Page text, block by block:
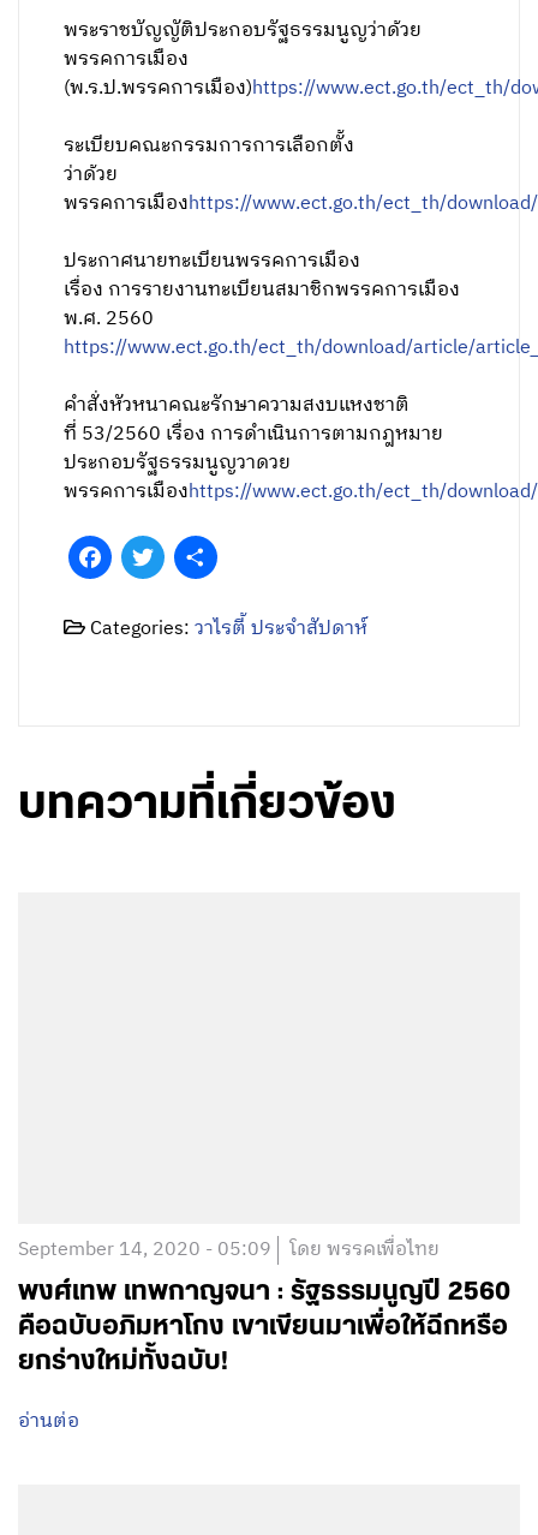
พระราชบัญญัติประกอบรัฐธรรมนูญว่าด้วย
พรรคการเมือง
(พ.ร.ป.พรรคการเมือง)https://www.ect.go.th/ect_th/
ระเบียบคณะกรรมการการเลือกตั้ง
ว่าด้วย
พรรคการเมืองhttps://www.ect.go.th/ect_th/
ประกาศนายทะเบียนพรรคการเมือง
เรื่อง การรายงานทะเบียนสมาชิกพรรคการเมือง
พ.ศ. 2560
https://www.ect.go.th/ect_th/download/article/
คําสั่งหัวหนาคณะรักษาความสงบแหงชาติ
ที่ 53/2560 เรื่อง การดําเนินการตามกฎหมาย
ประกอบรัฐธรรมนูญวาดวย
พรรคการเมืองhttps://www.ect.go.th/ect_th/
FacebookTwitter
Categories:วาไรตี้ ประจำสัปดาห์
บทความที่เกี่ยวข้อง
September 14, 2020 - 05:09 โดย พรรคเพื่อไทย
พงศ์เทพ เทพกาญจนา : รัฐธรรมนูญปี 2560
คือฉบับอภิมหาโกง เขาเขียนมาเพื่อให้ฉีกหรือ
ยกร่างใหม่ทั้งฉบับ!
อ่านต่อ